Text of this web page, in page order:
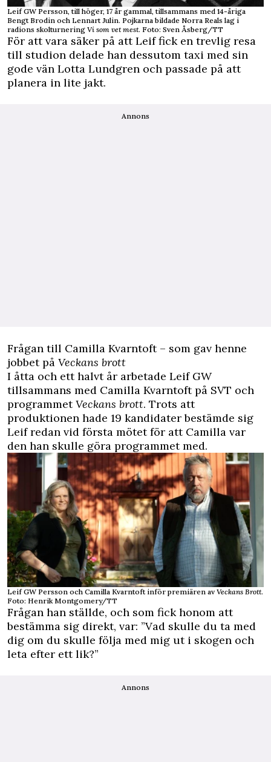
Leif GW Persson, till höger, 17 år gammal, tillsammans med 14-åriga
Bengt Brodin och Lennart Julin. Pojkarna bildade Norra Reals lag i
radions skolturnering Vi som vet mest. Foto: Sven Åsberg/TT
För att vara säker på att Leif fick en trevlig resa
till studion delade han dessutom taxi med sin
gode vän Lotta Lundgren och passade på att
planera in lite jakt.
Annons
Frågan till Camilla Kvarntoft – som gav henne
jobbet på Veckans brott
I åtta och ett halvt år arbetade Leif GW
tillsammans med Camilla Kvarntoft på SVT och
programmetVeckans brott. Trots att
produktionen hade 19 kandidater bestämde sig
Leif redan vid första mötet för att Camilla var
den han skulle göra programmet med.
Leif GW Persson och Camilla Kvarntoft inför premiären av Veckans Brott.
Foto: Henrik Montgomery/TT
Frågan han ställde, och som fick honom att
bestämma sig direkt, var: ”Vad skulle du ta med
dig om du skulle följa med mig ut i skogen och
leta efter ett lik?”
Annons